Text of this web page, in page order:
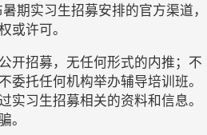
期实习生招募安排的官方渠道，
或许可。
开招募，无任何形式的内推；不
委托任何机构举办辅导培训班。
实习生招募相关的资料和信息。
。